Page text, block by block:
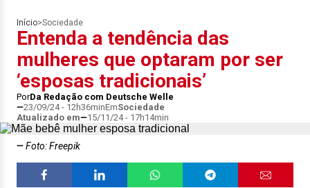
Início>Sociedade
Entenda a tendência das
mulheres que optaram por ser
‘esposas tradicionais’
PorDa Redação com Deutsche Welle
23/09/24 - 12h36minEmSociedade
Atualizado em
15/11/24 - 17h14min
Foto: Freepik